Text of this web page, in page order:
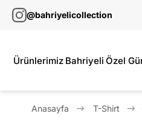
@bahriyelicollection
Ürünlerimiz Bahriyeli Özel
Anasayfa T-Shirt